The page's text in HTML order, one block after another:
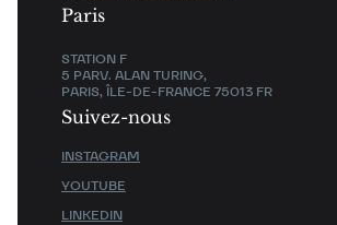
Paris
STATION F
5 PARV. ALAN TURING,
PARIS, ÎLE-DE-FRANCE 75013 FR
Suivez-nous
INSTAGRAM
YOUTUBE
LINKEDIN